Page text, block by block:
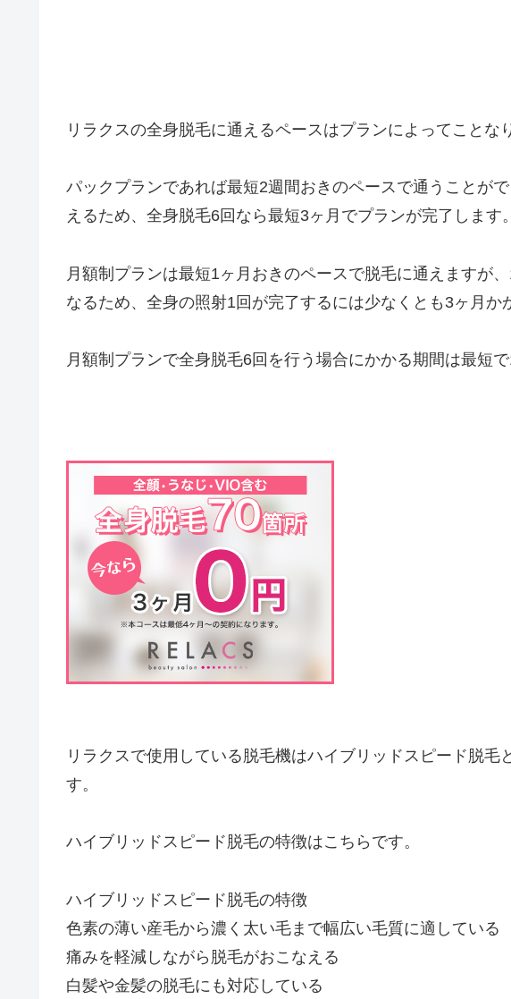
リラクスの全身脱毛に通えるペースはプランによってことな
パックプランであれば最短2週間おきのペースで通うことが
えるため、全身脱毛6回なら最短3ヶ月でプランが完了します。
月額制プランは最短1ヶ月おきのペースで脱毛に通えますが
なるため、全身の照射1回が完了するには少なくとも3ヶ月か
月額制プランで全身脱毛6回を行う場合にかかる期間は最短で
リラクスで使用している脱毛機はハイブリッドスピード脱
す。
ハイブリッドスピード脱毛の特徴はこちらです。
ハイブリッドスピード脱毛の特徴
色素の薄い産毛から濃く太い毛まで幅広い毛質に適している
痛みを軽減しながら脱毛がおこなえる
白髪や金髪の脱毛にも対応している